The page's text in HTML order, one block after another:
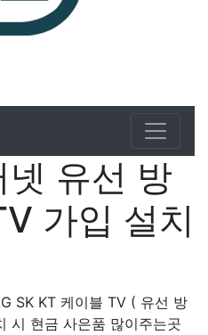
유선 방
가입 설치
SK KT 케이블 TV ( 유선 방
시 현금 사은품 많이주는곳